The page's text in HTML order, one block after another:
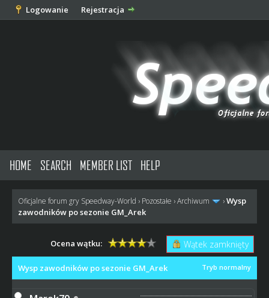
Logowanie Rejestracja
HOME SEARCH MEMBER LIST HELP
Oficjalne forum gry Speedway-World › Pozostałe ›Archiwum ›Wysp
zawodników po sezonie GM_Arek
Wątek zamknięty
Ocena wątku:
Tryb normalny
Wysp zawodników po sezonie GM_Arek